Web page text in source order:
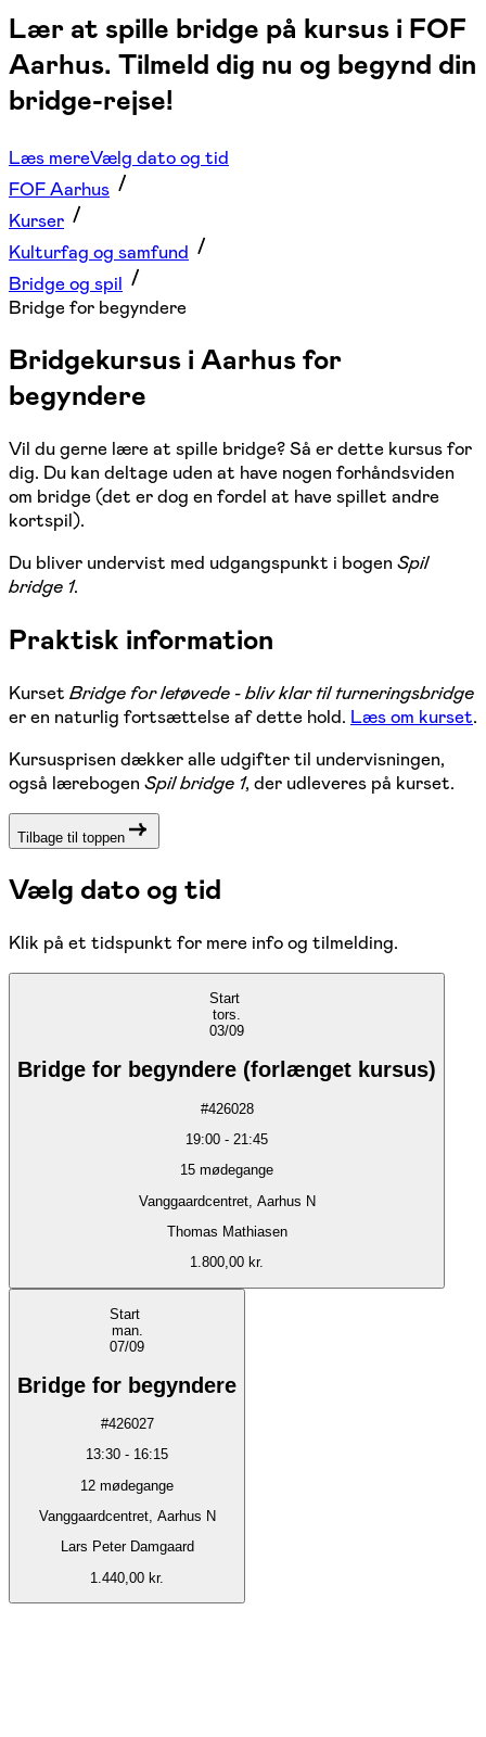
Lær at spille bridge på kursus i FOF
Aarhus. Tilmeld dig nu og begynd din
bridge-rejse!
Læs mereVælg dato og tid
FOF Aarhus
Kurser
Kulturfag og samfund
Bridge og spil
Bridge for begyndere
Bridgekursus i Aarhus for
begyndere
Vil du gerne lære at spille bridge? Så er dette kursus for
dig. Du kan deltage uden at have nogen forhåndsviden
om bridge (det er dog en fordel at have spillet andre
kortspil).
Du bliver undervist med udgangspunkt i bogen Spil
bridge 1.
Praktisk information
Kurset Bridge for letøvede - bliv klar til turneringsbridge
er en naturlig fortsættelse af dette hold. Læs om kurset.
Kursusprisen dækker alle udgifter til undervisningen,
også lærebogen Spil bridge 1, der udleveres på kurset.
Tilbage til toppen
Vælg dato og tid
Klik på et tidspunkt for mere info og tilmelding.
Start
tors.
03/09
Bridge for begyndere (forlænget kursus)
#426028
19:00 - 21:45
15 mødegange
Vanggaardcentret, Aarhus N
Thomas Mathiasen
1.800,00 kr.
Start
man.
07/09
Bridge for begyndere
#426027
13:30 - 16:15
12 mødegange
Vanggaardcentret, Aarhus N
Lars Peter Damgaard
1.440,00 kr.